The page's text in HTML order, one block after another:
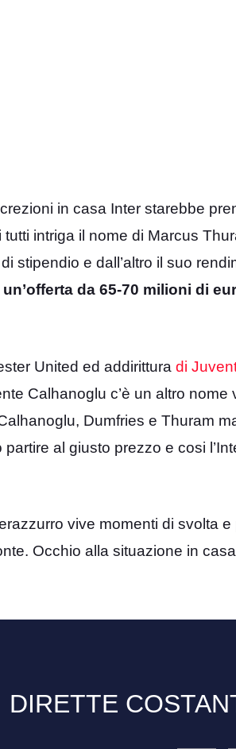
in casa Inter starebbe
intriga il nome di Marcus
stipendio e dall’altro il suo
da 65-70 milioni di
United ed addirittura di
Calhanoglu c’è un altro
Dumfries e Thuram
al giusto prezzo e cosi
vive momenti di svolta
Occhio alla situazione in
DIRETTE